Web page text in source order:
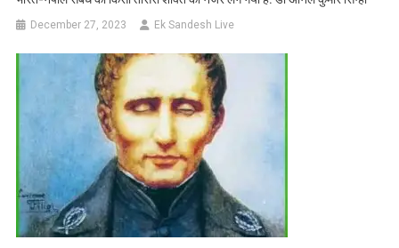
December 27, 2023 Ek Sandesh Live